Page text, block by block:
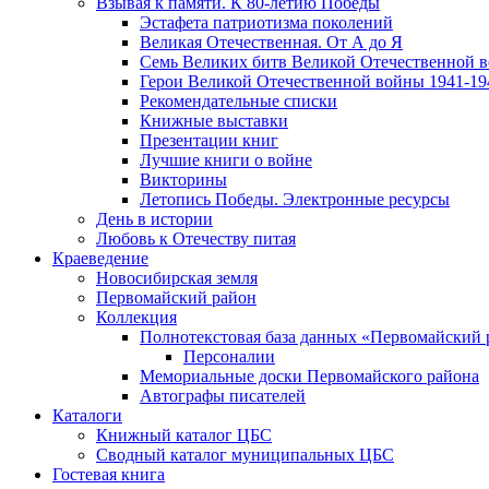
Эcтафета патриотизма поколений
Великая Отечественная. От А до Я
Семь Великих битв Великой Отечественной
Герои Великой Отечественной войны 1941-
Рекомендательные списки
Книжные выставки
Презентации книг
Лучшие книги о войне
Викторины
Летопись Победы. Электронные ресурсы
День в истории
Любовь к Отечеству питая
Краеведение
Новосибирская земля
Первомайский район
Коллекция
Полнотекстовая база данных «Первомайский
Персоналии
Мемориальные доски Первомайского района
Автографы писателей
Каталоги
Книжный каталог ЦБС
Сводный каталог муниципальных ЦБС
Гостевая книга